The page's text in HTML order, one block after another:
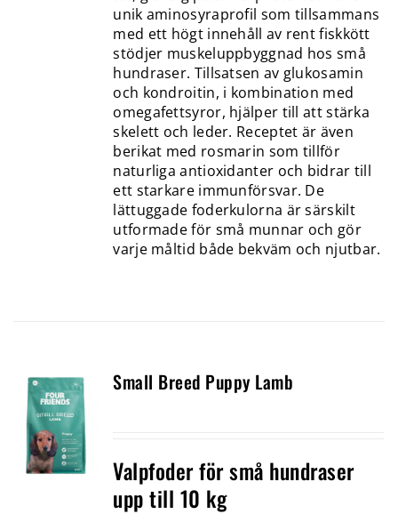
unik aminosyraprofil som tillsammans
med ett högt innehåll av rent fiskkött
stödjer muskeluppbyggnad hos små
hundraser. Tillsatsen av glukosamin
och kondroitin, i kombination med
omegafettsyror, hjälper till att stärka
skelett och leder. Receptet är även
berikat med rosmarin som tillför
naturliga antioxidanter och bidrar till
ett starkare immunförsvar. De
lättuggade foderkulorna är särskilt
utformade för små munnar och gör
varje måltid både bekväm och njutbar.
Small Breed Puppy Lamb
Valpfoder för små hundraser
upp till 10 kg